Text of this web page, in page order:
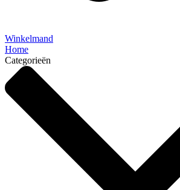
Winkelmand
Home
Categorieën